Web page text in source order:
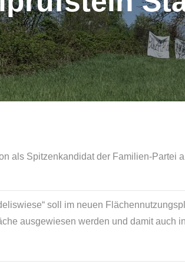
als Spitzenkandidat der Familien-Partei
soll im neuen
ausgewiesen werden und damit auch